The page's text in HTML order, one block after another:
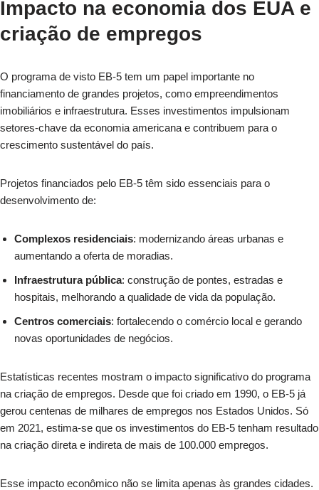
Impacto na economia dos EUA e
criação de empregos
O programa de visto EB-5 tem um papel importante no
financiamento de grandes projetos, como empreendimentos
imobiliários e infraestrutura. Esses investimentos impulsionam
setores-chave da economia americana e contribuem para o
crescimento sustentável do país.
Projetos financiados pelo EB-5 têm sido essenciais para o
desenvolvimento de:
Complexos residenciais: modernizando áreas urbanas e
aumentando a oferta de moradias.
Infraestrutura pública: construção de pontes, estradas e
hospitais, melhorando a qualidade de vida da população.
Centros comerciais: fortalecendo o comércio local e gerando
novas oportunidades de negócios.
Estatísticas recentes mostram o impacto significativo do programa
na criação de empregos. Desde que foi criado em 1990, o EB-5 já
gerou centenas de milhares de empregos nos Estados Unidos. Só
em 2021, estima-se que os investimentos do EB-5 tenham resultado
na criação direta e indireta de mais de 100.000 empregos.
Esse impacto econômico não se limita apenas às grandes cidades.